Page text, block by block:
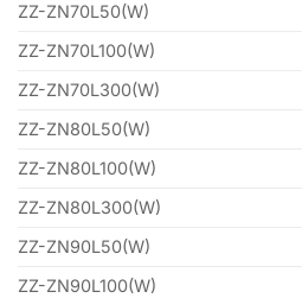
ZZ-ZN70L50(W)
ZZ-ZN70L100(W)
ZZ-ZN70L300(W)
ZZ-ZN80L50(W)
ZZ-ZN80L100(W)
ZZ-ZN80L300(W)
ZZ-ZN90L50(W)
ZZ-ZN90L100(W)